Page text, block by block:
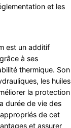
et les
est un additif
à ses
thermique. Son
les huiles
la protection
durée de vie des
de cet
et assurer